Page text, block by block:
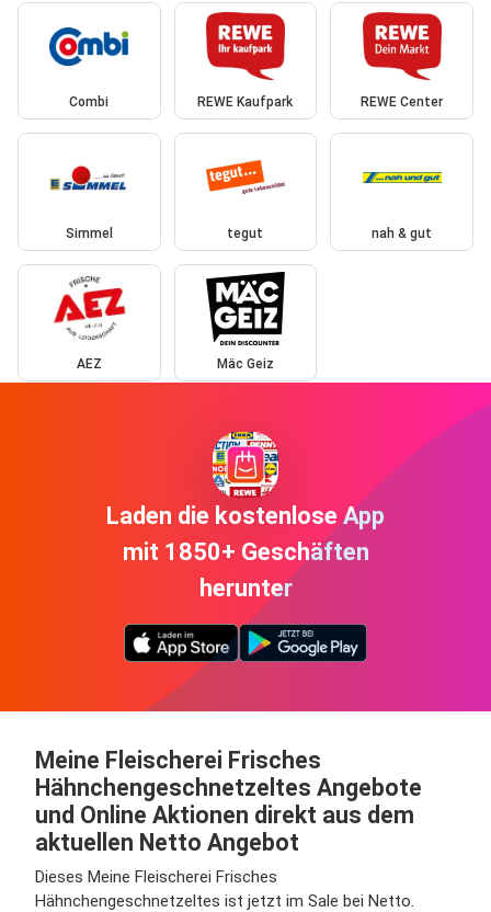
Combi REWE Kaufpark REWE Center
Simmel tegut nah & gut
AEZ Mäc Geiz
Laden die kostenlose App
mit 1850+ Geschäften
herunter
Meine Fleischerei Frisches
Hähnchengeschnetzeltes Angebote
und Online Aktionen direkt aus dem
aktuellen Netto Angebot
Dieses Meine Fleischerei Frisches
Hähnchengeschnetzeltes ist jetzt im Sale bei Netto.